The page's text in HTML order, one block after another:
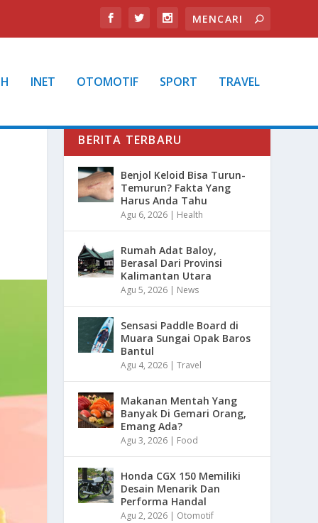
INET OTOMOTIF SPORT TRAVEL
BERITA TERBARU
Benjol Keloid Bisa Turun-
Temurun? Fakta Yang
Harus Anda Tahu
Agu 6, 2026 | Health
Rumah Adat Baloy,
Berasal Dari Provinsi
Kalimantan Utara
Agu 5, 2026 | News
Sensasi Paddle Board di
Muara Sungai Opak Baros
Bantul
Agu 4, 2026 |Travel
Makanan Mentah Yang
Banyak Di Gemari Orang,
Emang Ada?
Agu 3, 2026 | Food
Honda CGX 150 Memiliki
Desain Menarik Dan
Performa Handal
Agu 2, 2026 | Otomotif